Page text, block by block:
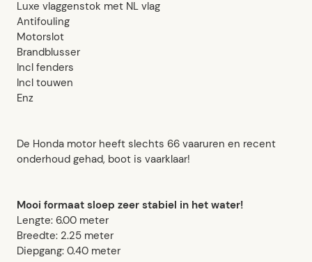
Luxe vlaggenstok met NL vlag
Antifouling
Motorslot
Brandblusser
Incl fenders
Incl touwen
Enz
De Honda motor heeft slechts 66 vaaruren en recent
onderhoud gehad, boot is vaarklaar!
Mooi formaat sloep zeer stabiel in het water!
Lengte: 6.00 meter
Breedte: 2.25 meter
Diepgang: 0.40 meter